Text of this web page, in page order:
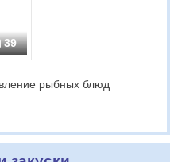
39
рыбных блюд